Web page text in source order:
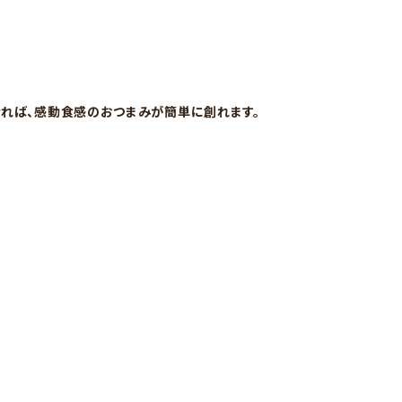
ば、感動食感のおつまみが簡単に創れます。